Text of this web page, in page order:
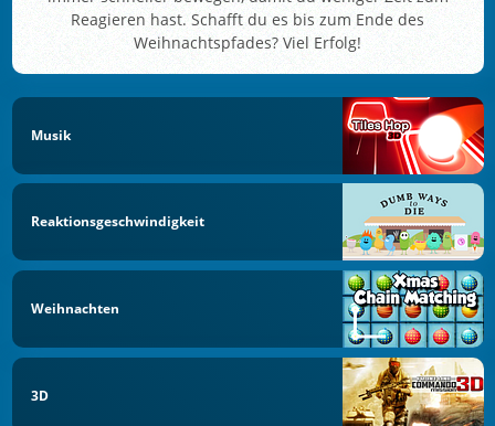
Reagieren hast. Schafft du es bis zum Ende des
Weihnachtspfades? Viel Erfolg!
Musik
Reaktionsgeschwindigkeit
Weihnachten
3D